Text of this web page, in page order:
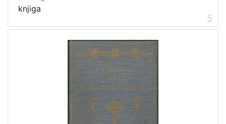
knjiga
5